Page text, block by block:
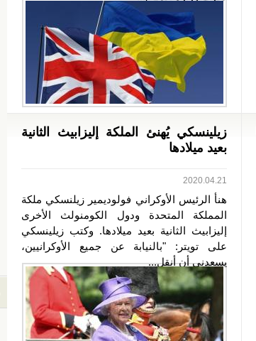
زيلينسكي يُهنئ الملكة إليزابيث الثانية
بعيد ميلادها
2020.04.21
هنأ الرئيس الأوكراني فولوديمير زيلنسكي ملكة
المملكة المتحدة ودول الكومنولث الأخرى
إليزابيث الثانية بعيد ميلادها. وكتب زيلينسكي
على تويتر: "بالنيابة عن جميع الأوكرانيين،
يسعدني أن أنقل...